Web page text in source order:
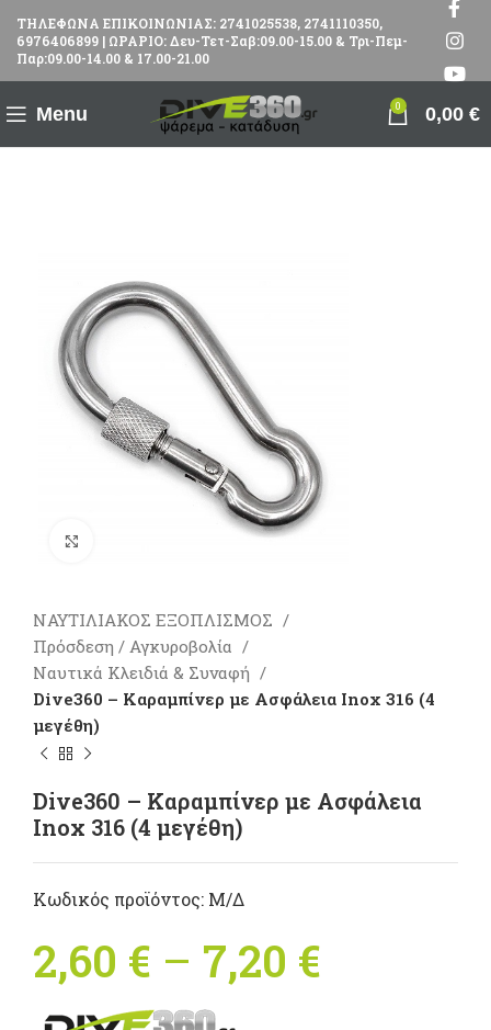
ΤΗΛΕΦΩΝΑ ΕΠΙΚΟΙΝΩΝΙΑΣ: 2741025538, 2741110350,
6976406899 | ΩΡΑΡΙΟ: Δευ-Τετ-Σαβ:09.00-15.00 & Τρι-Πεμ-
Παρ:09.00-14.00 & 17.00-21.00
Menu 0 0,00 €
Πατήστε για μεγέθυνση
ΝΑΥΤΙΛΙΑΚΟΣ ΕΞΟΠΛΙΣΜΟΣ
Πρόσδεση / Αγκυροβολία
Ναυτικά Κλειδιά & Συναφή
Dive360 – Καραμπίνερ με Ασφάλεια Inox 316 (4
μεγέθη)
Dive360 – Καραμπίνερ με Ασφάλεια
Inox 316 (4 μεγέθη)
Κωδικός προϊόντος: Μ/Δ
2,60 € – 7,20 €